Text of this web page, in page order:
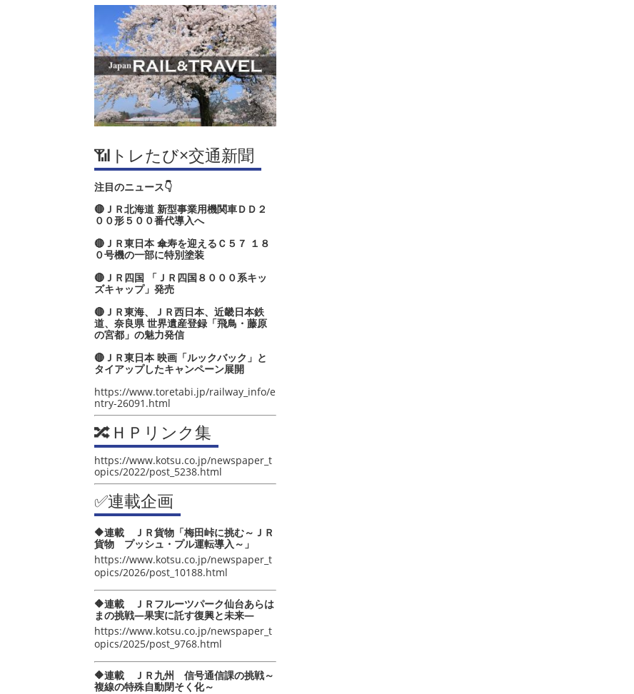
📶トレたび×交通新聞
注目のニュース👇
🔴ＪＲ北海道 新型事業用機関車ＤＤ２
００形５００番代導入へ
🔴ＪＲ東日本 傘寿を迎えるＣ５７ １８
０号機の一部に特別塗装
🔴ＪＲ四国 「ＪＲ四国８０００系キッ
ズキャップ」発売
🔴ＪＲ東海、ＪＲ西日本、近畿日本鉄
道、奈良県 世界遺産登録「飛鳥・藤原
の宮都」の魅力発信
🔴ＪＲ東日本 映画「ルックバック」と
タイアップしたキャンペーン展開
https://www.toretabi.jp/railway_info/e
ntry-26091.html
🔀ＨＰリンク集
https://www.kotsu.co.jp/newspaper_t
opics/2022/post_5238.html
✅連載企画
🔶連載 ＪＲ貨物「梅田峠に挑む～ＪＲ
貨物 プッシュ・プル運転導入～」
https://www.kotsu.co.jp/newspaper_t
opics/2026/post_10188.html
🔶連載 ＪＲフルーツパーク仙台あらは
まの挑戦―果実に託す復興と未来―
https://www.kotsu.co.jp/newspaper_t
opics/2025/post_9768.html
🔶連載 ＪＲ九州 信号通信課の挑戦～
複線の特殊自動閉そく化～